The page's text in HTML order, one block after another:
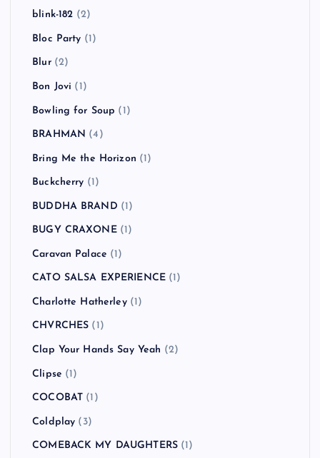
blink-182 (2)
Bloc Party (1)
Blur(2)
Bon Jovi (1)
Bowling for Soup (1)
BRAHMAN (4)
Bring Me the Horizon (1)
Buckcherry (1)
BUDDHA BRAND (1)
BUGY CRAXONE(1)
Caravan Palace (1)
CATO SALSA EXPERIENCE (1)
Charlotte Hatherley(1)
CHVRCHES (1)
Clap Your Hands Say Yeah (2)
Clipse (1)
COCOBAT (1)
Coldplay (3)
COMEBACK MY DAUGHTERS (1)